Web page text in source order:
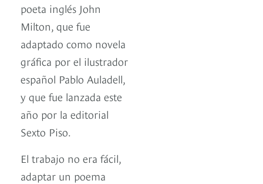
poeta inglés John
Milton, que fue
adaptado como novela
gráfica por el ilustrador
español Pablo Auladell,
y que fue lanzada este
año por la editorial
Sexto Piso.
El trabajo no era fácil,
adaptar un poema